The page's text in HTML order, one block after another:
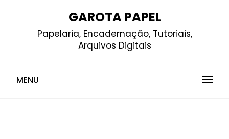
GAROTA PAPEL
Papelaria, Encadernação, Tutoriais,
Arquivos Digitais
MENU